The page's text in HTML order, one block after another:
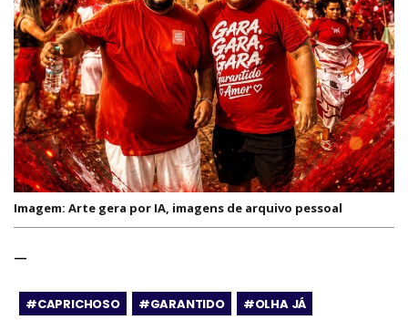
Imagem: Arte gera por IA, imagens de arquivo pessoal
—
#CAPRICHOSO #GARANTIDO
#OLHA JÁ